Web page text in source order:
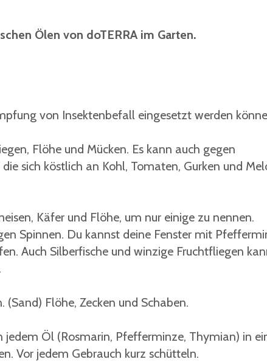
Ölen von doTERRA im Garten.
von Insektenbefall eingesetzt werden
Flöhe und Mücken. Es kann auch gegen
sich köstlich an Kohl, Tomaten, Gurken und
Käfer und Flöhe, um nur einige zu nennen.
Spinnen. Du kannst deine Fenster mit
Auch Silberfische und winzige Fruchtfliegen
Flöhe, Zecken und Schaben.
jedem Öl (Rosmarin, Pfefferminze, Thymian) in
Vor jedem Gebrauch kurz schütteln.